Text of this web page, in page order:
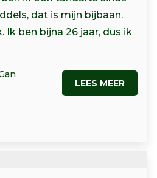
dat is mijn bijbaan.
Ik ben bijna 26 jaar, dus ik
LEES MEER